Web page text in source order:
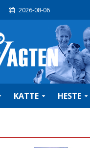
2026-08-06
KATTE HESTE